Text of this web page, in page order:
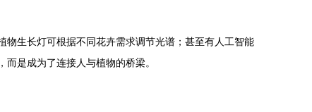
生长灯可根据不同花卉需求调节光谱；甚至有人工智能
是成为了连接人与植物的桥梁。